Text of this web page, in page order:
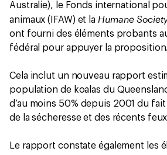
Australie), le Fonds international
animaux (IFAW) et la Humane
ont fourni des éléments probants
fédéral pour appuyer la proposition.
Cela inclut un nouveau rapport
population de koalas du
d’au moins 50% depuis 2001 du
de la sécheresse et des récents
Le rapport constate également les